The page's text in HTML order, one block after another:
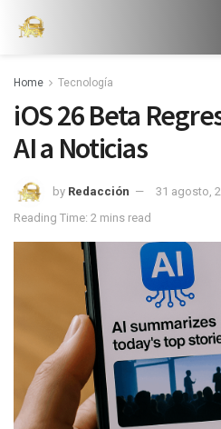
Home Tecnología
iOS 26 Beta
AI a Noticias
by Redacción
31 agosto,
Reading Time: 2 mins read